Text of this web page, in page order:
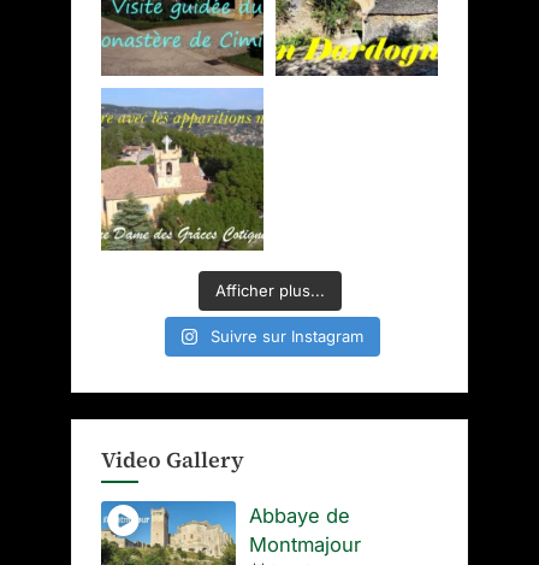
Afficher plus...
Suivre sur Instagram
Video Gallery
Abbaye de
Montmajour